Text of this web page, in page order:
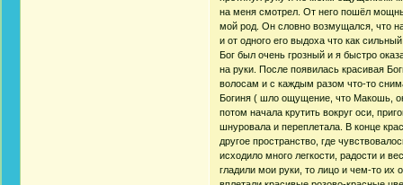
на меня смотрел. От него пошёл
мой род. Он словно возмущался, что
и от одного его выдоха что как
Бог был очень грозный и я быстро
на руки. После появилась красивая
волосам и с каждым разом что-то
Богиня ( шло ощущение, что Макошь,
потом начала крутить вокруг оси,
шнуровала и переплетала. В конце
другое пространство, где
исходило много легкости, радости и
гладили мои руки, то лицо и чем-то их